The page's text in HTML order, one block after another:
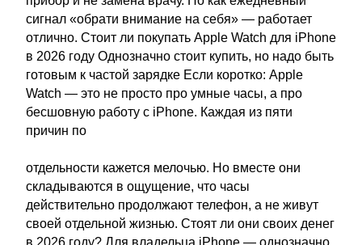
сигнал «обрати внимание на себя» — работает
отлично. Стоит ли покупать Apple Watch для iPhone
в 2026 году Однозначно стоит купить, но надо быть
готовым к частой зарядке Если коротко: Apple
Watch — это не просто про умные часы, а про
бесшовную работу с iPhone. Каждая из пяти
причин по
отдельности кажется мелочью. Но вместе они
складываются в ощущение, что часы
действительно продолжают телефон, а не живут
своей отдельной жизнью. Стоят ли они своих денег
в 2026 году? Для владельца iPhone — однозначно